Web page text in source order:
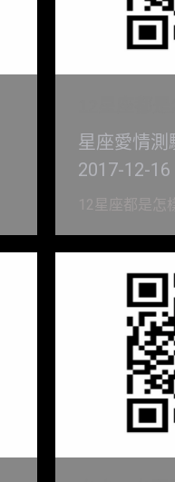
星座愛情測
2017-12-16
12星座都是怎